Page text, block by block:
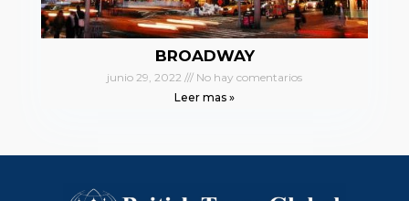
BROADWAY
junio 29, 2022
No hay comentarios
Leer mas »